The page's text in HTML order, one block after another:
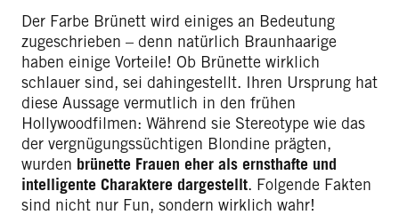
Der Farbe Brünett wird einiges an Bedeutung
zugeschrieben – denn natürlich Braunhaarige
haben einige Vorteile! Ob Brünette wirklich
schlauer sind, sei dahingestellt. Ihren Ursprung hat
diese Aussage vermutlich in den frühen
Hollywoodfilmen: Während sie Stereotype wie das
der vergnügungssüchtigen Blondine prägten,
wurden brünette Frauen eher als ernsthafte und
intelligente Charaktere dargestellt. Folgende Fakten
sind nicht nur Fun, sondern wirklich wahr!